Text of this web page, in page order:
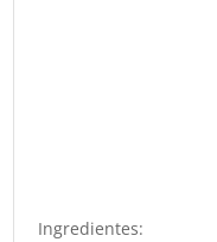
Ingredientes: